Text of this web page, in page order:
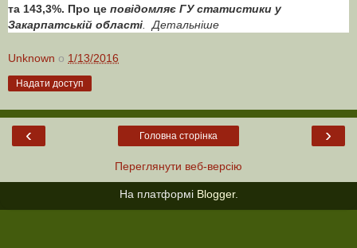
та 143,3%. Про це повідомляє ГУ статистики у
Закарпатській області . Детальніше
Unknown о 1/13/2016
Надати доступ
‹ ›
Головна сторінка
Переглянути веб-версію
На платформі Blogger.